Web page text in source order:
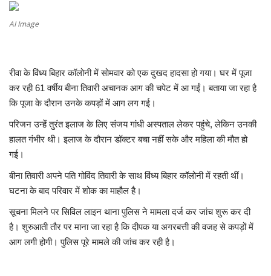
दुनिया
छत्तीसगढ़
मनोरंजन
लाइफस्टाइल
खेल
ब्रेकिंग न्यूज़
व्यापार
AI Image
रीवा के विंध्य बिहार कॉलोनी में सोमवार को एक दुखद हादसा हो गया। घर में पूजा
कर रही 61 वर्षीय बीना तिवारी अचानक आग की चपेट में आ गईं। बताया जा रहा है
कि पूजा के दौरान उनके कपड़ों में आग लग गई।
परिजन उन्हें तुरंत इलाज के लिए संजय गांधी अस्पताल लेकर पहुंचे, लेकिन उनकी
हालत गंभीर थी। इलाज के दौरान डॉक्टर बचा नहीं सके और महिला की मौत हो
गई।
बीना तिवारी अपने पति गोविंद तिवारी के साथ विंध्य बिहार कॉलोनी में रहती थीं।
घटना के बाद परिवार में शोक का माहौल है।
सूचना मिलने पर सिविल लाइन थाना पुलिस ने मामला दर्ज कर जांच शुरू कर दी
है। शुरुआती तौर पर माना जा रहा है कि दीपक या अगरबत्ती की वजह से कपड़ों में
आग लगी होगी। पुलिस पूरे मामले की जांच कर रही है।